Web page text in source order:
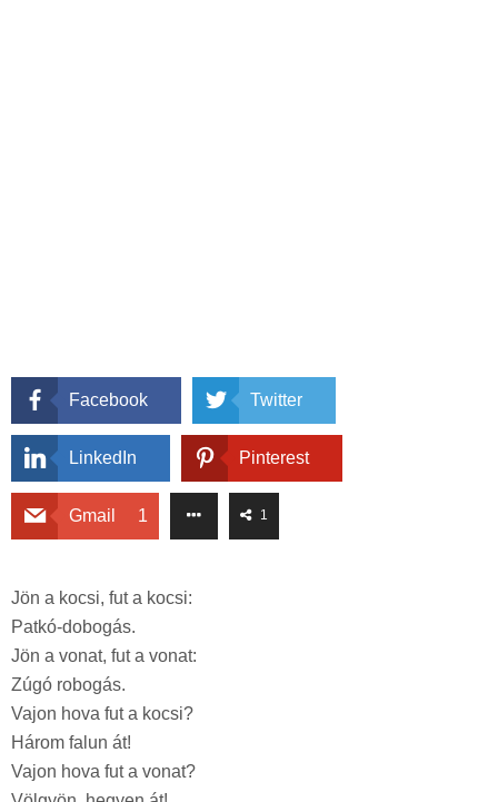
Facebook Twitter
LinkedIn Pinterest
Gmail 1 1
Jön a kocsi, fut a kocsi:
Patkó-dobogás.
Jön a vonat, fut a vonat:
Zúgó robogás.
Vajon hova fut a kocsi?
Három falun át!
Vajon hova fut a vonat?